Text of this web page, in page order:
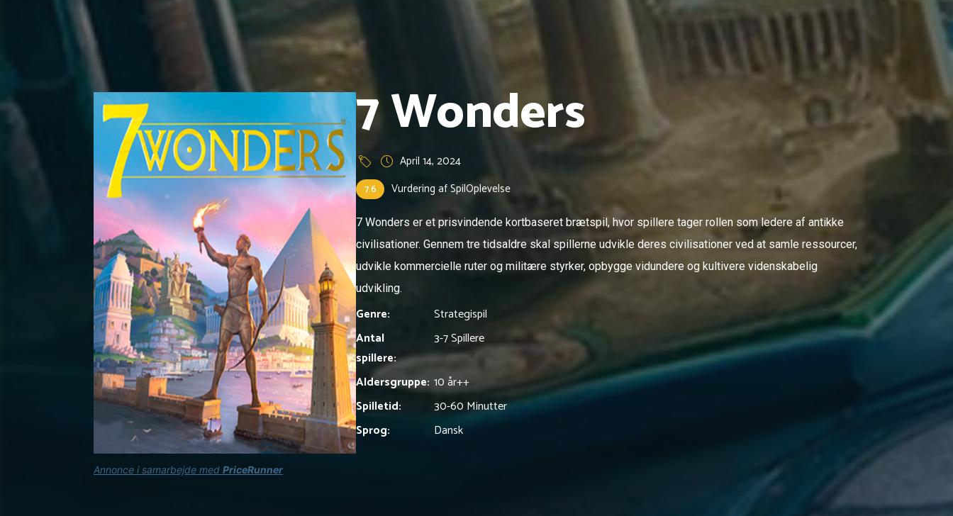
7 Wonders
April 14, 2024
7.6 Vurdering af SpilOplevelse
7 Wonders er et prisvindende kortbaseret brætspil, hvor spillere tager rollen som ledere af antikke
civilisationer. Gennem tre tidsaldre skal spillerne udvikle deres civilisationer ved at samle ressourcer,
udvikle kommercielle ruter og militære styrker, opbygge vidundere og kultivere videnskabelig
udvikling.
Genre:
Strategispil
Antal
spillere:
3-7 Spillere
Aldersgruppe: 10 år++
Spilletid:
30-60 Minutter
Sprog:
Dansk
Annonce i samarbejde med PriceRunner